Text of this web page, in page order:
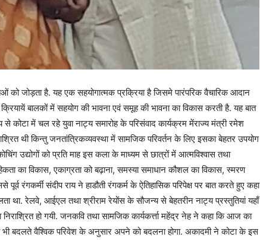
को जोड़ता है. यह एक सहयोगात्मक प्रक्रिया है जिसमे पारंपरिक वैचारिक आदान
बालकों में सहयोग की भावना एवं समूह की भावना का विकास करती है. यह बात
में चल रहे युवा नाट्य समारोह के परिसंवाद कार्यक्रम मेंराज्य मंत्री रमेश
थी किन्तु जनतांत्रिकव्यवस्था में सामजिक परिवर्तन के लिए इसका बेहतर उपयोग
उद्योगों को प्रति माह इस कला के माध्यम से छात्रों में आत्मविश्वास तथा
का विकास, एकाग्रता को बढ़ाना, समस्या समाधान कौशल का विकास, स्मरण
रंगकर्मी संदीप राय ने हाडौती रंगकर्म के ऐतिहासिक परिपेक्ष पर बात करते हुए कहा
था. रेलवे, आईएल तथा श्रीराम रेयोंस के सौजन्य से बेहतरीन नाट्य प्रस्तुतियां यहाँ
हो गयी. जनकवि तथा सामजिक कार्यकर्त्ता महेंद्र नेह ने कहा कि आज का
बदलते वैश्विक परिवेश के अनुसार अपने को बदलना होगा. अकादमी ने कोटा के इस